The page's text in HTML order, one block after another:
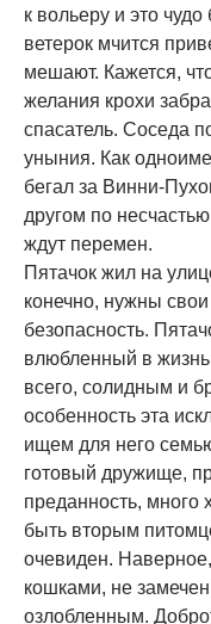
к вольеру и это чудо
ветерок мчится
мешают. Кажется,
желания крохи
спасатель. Соседа
уныния. Как
бегал за Винни-
другом по
ждут перемен.
Пятачок жил на
конечно, нужны
безопасность.
влюбленный в
всего, солидным и
особенность эта
ищем для него
готовый дружище,
преданность,
быть вторым
очевиден.
кошками, не
озлобленным.